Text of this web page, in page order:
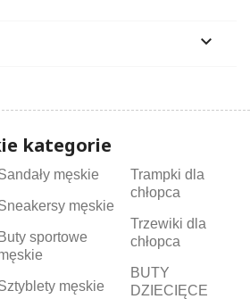

kategorie
męskie
męskie
Buty sportowe
męskie
Trampki dla
chłopca
Trzewiki dla
chłopca
BUTY
DZIECIĘCE